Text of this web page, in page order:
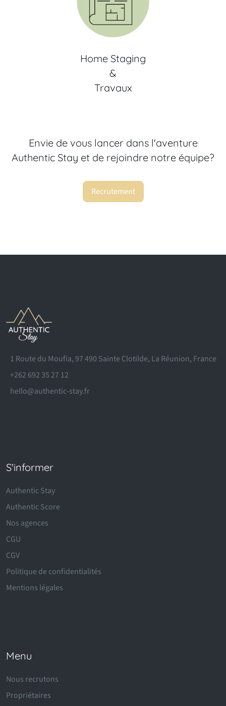
Home Staging
&
Travaux
Envie de vous lancer dans l'aventure
Authentic Stay et de rejoindre notre équipe?
Recrutement
1 Route du Moufia, 97 490 Sainte Clotilde, La Réunion, France
+262 692 35 27 12
hello@authentic-stay.fr
S'informer
Authentic Stay
Authentic Score
Nos agences
CGU
CGV
Politique de confidentialités
Mentions légales
Menu
Nous recrutons
Propriétaires